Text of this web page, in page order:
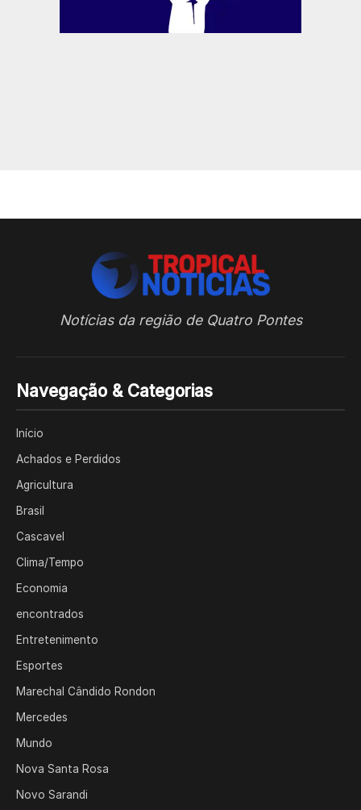
Notícias da região de Quatro Pontes
Navegação & Categorias
Início
Achados e Perdidos
Agricultura
Brasil
Cascavel
Clima/Tempo
Economia
encontrados
Entretenimento
Esportes
Marechal Cândido Rondon
Mercedes
Mundo
Nova Santa Rosa
Novo Sarandi